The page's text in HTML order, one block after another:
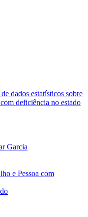
dados estatísticos sobre
deficiência no estado
Garcia
e Pessoa com